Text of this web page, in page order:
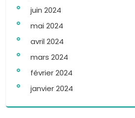
juin 2024
mai 2024
avril 2024
mars 2024
février 2024
janvier 2024